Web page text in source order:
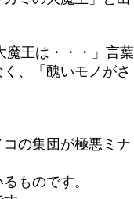
魔王は・・・」言葉
、「醜いモノがさ
コの集団が極悪ミナ
ものです。